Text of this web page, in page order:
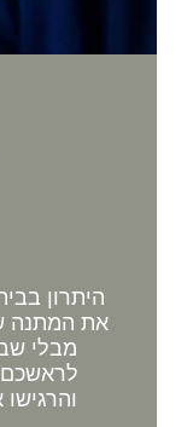
היתרון
את המתנה
מבלי